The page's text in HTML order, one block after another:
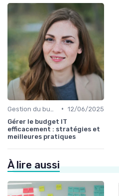
• 12/06/2025
Gérer le budget IT
efficacement : stratégies et
meilleures pratiques
À lire aussi